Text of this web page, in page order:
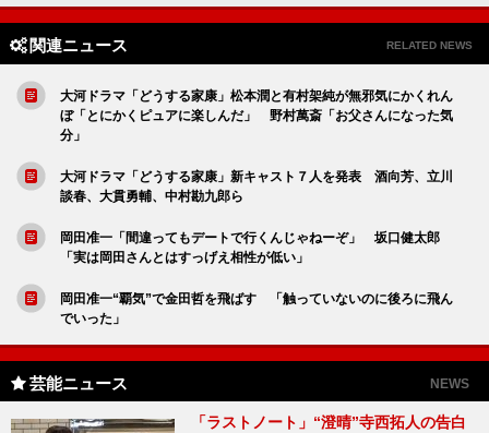
関連ニュース RELATED NEWS
大河ドラマ「どうする家康」松本潤と有村架純が無邪気にかくれん
ぼ「とにかくピュアに楽しんだ」 野村萬斎「お父さんになった気
分」
大河ドラマ「どうする家康」新キャスト７人を発表 酒向芳、立川
談春、大貫勇輔、中村勘九郎ら
岡田准一「間違ってもデートで行くんじゃねーぞ」 坂口健太郎
「実は岡田さんとはすっげえ相性が低い」
岡田准一“覇気”で金田哲を飛ばす 「触っていないのに後ろに飛ん
でいった」
芸能ニュース NEWS
「ラストノート」“澄晴”寺西拓人の告白